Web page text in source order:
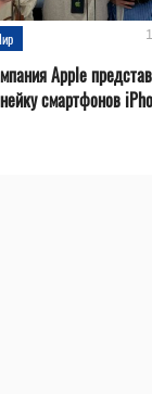
Apple
смартфонов